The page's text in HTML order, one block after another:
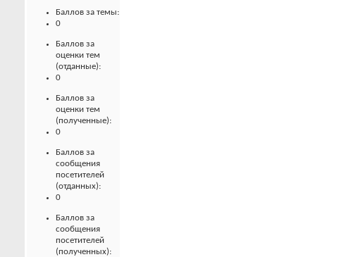
Баллов за темы:
0
Баллов за
оценки тем
(отданные):
0
Баллов за
оценки тем
(полученные):
0
Баллов за
сообщения
посетителей
(отданных):
0
Баллов за
сообщения
посетителей
(полученных):